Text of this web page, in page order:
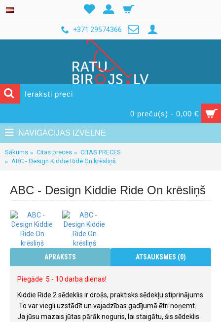
+371 29574366
0 preču(s) - 0,00 €
NAVIGĀCIJAS IZVĒLNE
Sākums Citas preces
CITAS PRECES
ABC - Design Kiddie Ride On krēsliņš
ABC - Design Kiddie Ride On krēsliņš
APRAKSTS ATSAUKSMES (0)
Piegāde 5 - 10 darba dienas!
Kiddie Ride 2 sēdeklis ir drošs, praktisks sēdekļu stiprinājums
.To var viegli uzstādīt un vajadzības gadījumā ētri noņemt.
Ja jūsu mazais jūtas pārāk noguris, lai staigātu, šis sēdeklis